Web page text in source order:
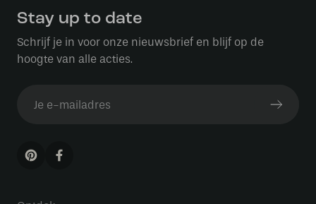
Stay up to date
Schrijf je in voor onze nieuwsbrief en blijf op de
hoogte van alle acties.